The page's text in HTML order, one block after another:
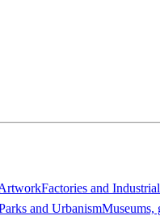
Factories and
and UrbanismMuseums,